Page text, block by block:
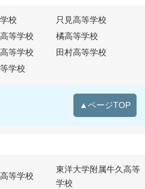
校
只見高等学校
等学校
橘高等学校
等学校
田村高等学校
学校
▲ページTOP
等学校
東洋大学附属牛久高等
学校